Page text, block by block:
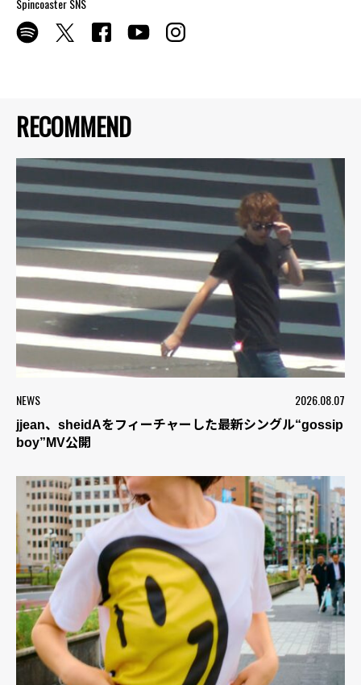
RECOMMEND
NEWS 2026.08.07
jjean、sheidAをフィーチャーした最新シングル“gossip
boy”MV公開
Spincoaster SNS